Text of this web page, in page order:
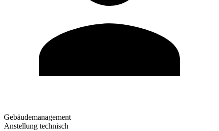
Gebäudemanagement
Anstellung technisch